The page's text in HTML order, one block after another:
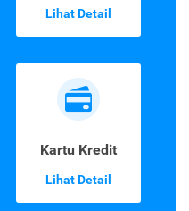
Lihat Detail
Kartu Kredit
Lihat Detail